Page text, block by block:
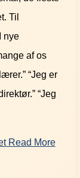
Til
nye
af os
“Jeg er
“Jeg
Read More